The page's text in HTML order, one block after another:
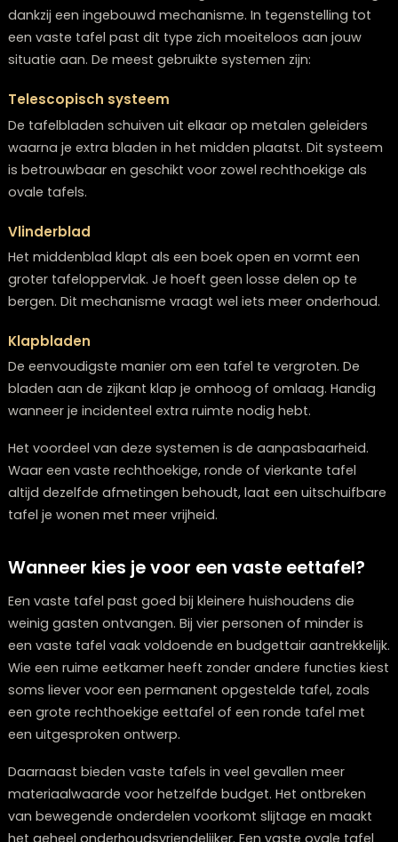
Wat is een uitschuifbare eettafel?
dankzij een ingebouwd mechanisme. In tegenstelling
een vaste tafel past dit type zich moeiteloos aan
situatie aan. De meest gebruikte systemen zijn:
Telescopisch systeem
De tafelbladen schuiven uit elkaar op metalen
waarna je extra bladen in het midden plaatst. Dit
is betrouwbaar en geschikt voor zowel rechthoekige
ovale tafels.
Vlinderblad
Het middenblad klapt als een boek open en vormt
groter tafeloppervlak. Je hoeft geen losse delen op te
bergen. Dit mechanisme vraagt wel iets meer
Klapbladen
De eenvoudigste manier om een tafel te vergroten.
bladen aan de zijkant klap je omhoog of omlaag.
Waar een vaste rechthoekige, ronde of vierkante tafel
altijd dezelfde afmetingen behoudt, laat een
tafel je wonen met meer vrijheid.
Wanneer kies je voor een vaste
weinig gasten ontvangen. Bij vier personen of minder
een vaste tafel vaak voldoende en budgettair
Wie een ruime eetkamer heeft zonder andere